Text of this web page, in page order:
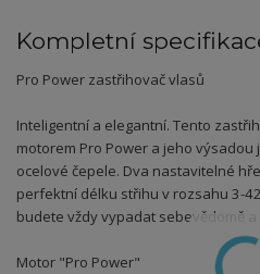
Kompletní
Pro Power zastřihovač vlasů
Inteligentní a elegantní. Tento
motorem Pro Power a jeho
ocelové čepele. Dva nastavitelné
perfektní délku střihu v rozsahu 3-
budete vždy vypadat sebevědomě a
Motor "Pro Power"